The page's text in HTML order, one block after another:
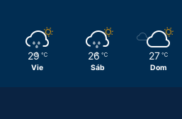
29 ℃
Vie
26 ℃
Sáb
27 ℃
Dom